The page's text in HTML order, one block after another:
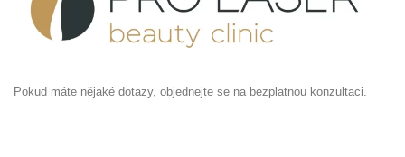
Pokud máte nějaké dotazy, objednejte se na bezplatnou konzultaci.